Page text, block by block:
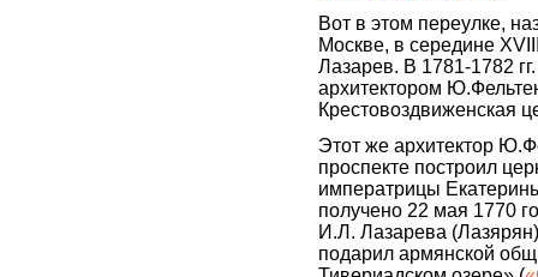
Вот в этом переулке,
Москве, в середине
Лазарев. В 1781-1782
архитектором
Крестовоздвиженская
Этот же архитектор
проспекте построил
императрицы
получено 22 мая 1770
И.Л. Лазарева
подарил армянской